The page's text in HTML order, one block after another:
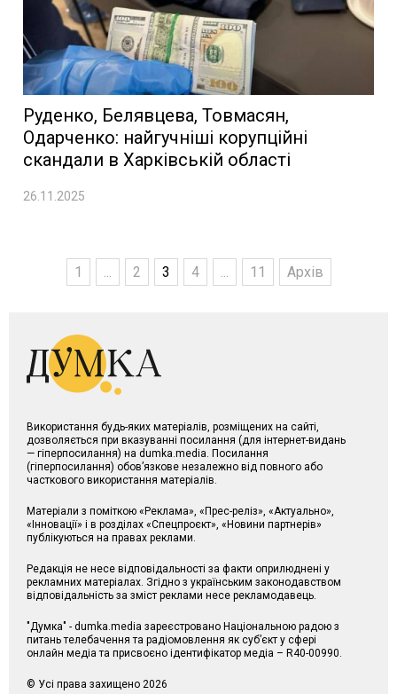
Руденко, Белявцева, Товмасян,
Одарченко: найгучніші корупційні
скандали в Харківській області
26.11.2025
1 ... 2 3 4 ... 11 Архів
Використання будь-яких матеріалів, розміщених на сайті,
дозволяється при вказуванні посилання (для інтернет-видань
— гіперпосилання) на dumka.media. Посилання
(гіперпосилання) обов’язкове незалежно від повного або
часткового використання матеріалів.
Матеріали з поміткою «Реклама», «Прес-реліз», «Актуально»,
«Інновації» і в розділах «Спецпроєкт», «Новини партнерів»
публікуються на правах реклами.
Редакція не несе відповідальності за факти оприлюднені у
рекламних матеріалах. Згідно з українським законодавством
відповідальність за зміст реклами несе рекламодавець.
"Думка" - dumka.media зареєстровано Національною радою з
питань телебачення та радіомовлення як суб’єкт у сфері
онлайн медіа та присвоєно ідентифікатор медіа – R40-00990.
© Усі права захищено 2026